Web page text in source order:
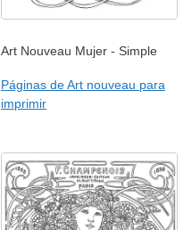
Art Nouveau Mujer - Simple
Páginas de Art nouveau para
imprimir